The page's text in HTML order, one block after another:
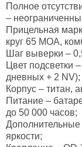
Полное
–
Прицельная
круг 65 МОА,
Шаг выверки –
Цвет подсветки
дневных + 2 NV);
Корпус – титан,
Питание –
до 50 000 часов;
яркости;